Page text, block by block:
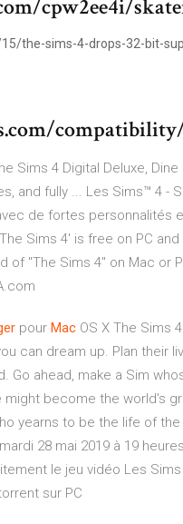
cpw2ee4i/
the-sims-4-drops-32-bit-
Sims 4 Digital Deluxe, Dine
and fully ... Les Sims™ 4 -
de fortes
Sims 4' is free on PC and
of "The Sims 4" on Mac or
pour Mac OS X The Sims
can dream up. Plan their
Go ahead, make a Sim
might become the world's
yearns to be the life of the
mardi 28 mai 2019 à 19
le jeu vidéo Les
sur PC